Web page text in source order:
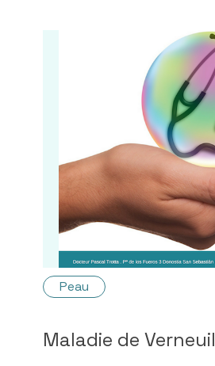
Peau
Maladie de Verneuil